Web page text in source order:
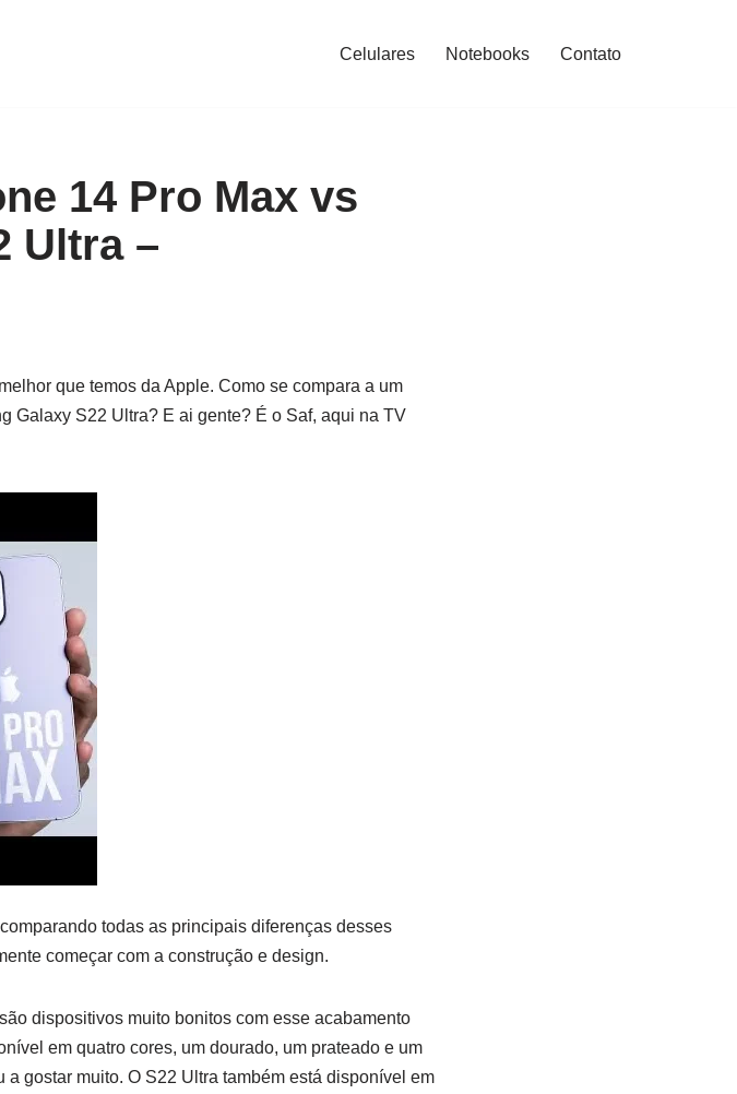
Celulares Notebooks Contato
14 Pro Max vs
Ultra –
que temos da Apple. Como se compara a um
Galaxy S22 Ultra? E ai gente? É o Saf, aqui na TV
todas as principais diferenças desses
começar com a construção e design.
dispositivos muito bonitos com esse acabamento
em quatro cores, um dourado, um prateado e um
gostar muito. O S22 Ultra também está disponível em